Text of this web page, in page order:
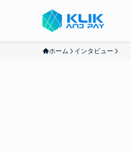
ホーム インタビュー